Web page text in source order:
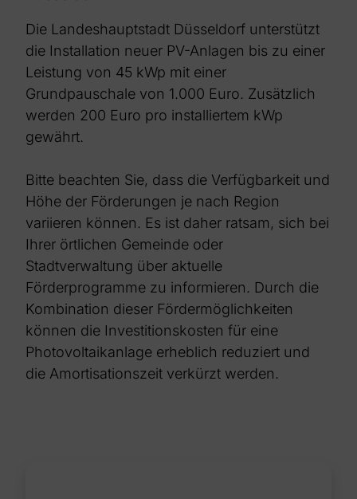
Die Landeshauptstadt Düsseldorf unterstützt
die Installation neuer PV-Anlagen bis zu einer
Leistung von 45 kWp mit einer
Grundpauschale von 1.000 Euro. Zusätzlich
werden 200 Euro pro installiertem kWp
gewährt.
Bitte beachten Sie, dass die Verfügbarkeit und
Höhe der Förderungen je nach Region
variieren können. Es ist daher ratsam, sich bei
Ihrer örtlichen Gemeinde oder
Stadtverwaltung über aktuelle
Förderprogramme zu informieren. Durch die
Kombination dieser Fördermöglichkeiten
können die Investitionskosten für eine
Photovoltaikanlage erheblich reduziert und
die Amortisationszeit verkürzt werden.